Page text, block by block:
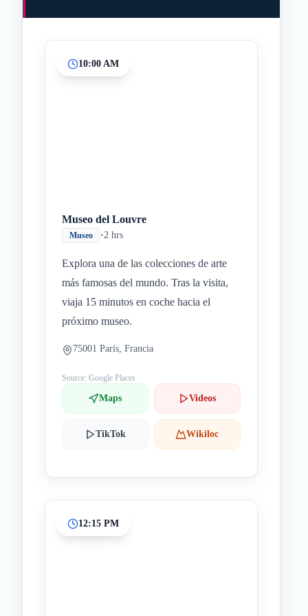
10:00 AM
Museo del Louvre
Museo •2 hrs
Explora una de las colecciones de arte
más famosas del mundo. Tras la visita,
viaja 15 minutos en coche hacia el
próximo museo.
75001 París, Francia
Source: Google Places
Maps Videos
TikTok Wikiloc
12:15 PM